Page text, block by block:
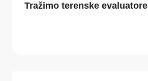
Tražimo terenske evaluatore